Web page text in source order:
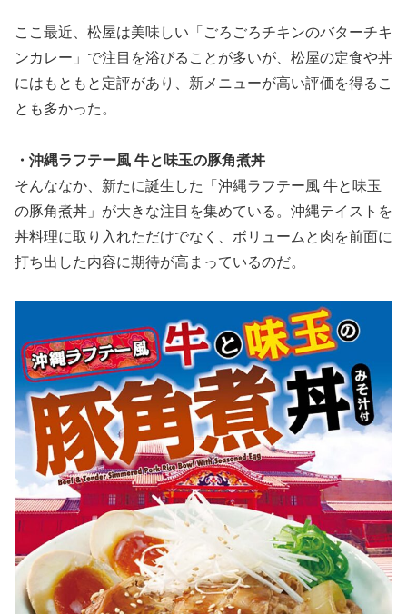
ここ最近、松屋は美味しい「ごろごろチキンのバターチキ
ンカレー」で注目を浴びることが多いが、松屋の定食や丼
にはもともと定評があり、新メニューが高い評価を得るこ
とも多かった。
・沖縄ラフテー風 牛と味玉の豚角煮丼
そんななか、新たに誕生した「沖縄ラフテー風 牛と味玉
の豚角煮丼」が大きな注目を集めている。沖縄テイストを
丼料理に取り入れただけでなく、ボリュームと肉を前面に
打ち出した内容に期待が高まっているのだ。